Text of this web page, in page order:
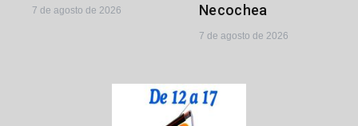
7 de agosto de 2026
Necochea
7 de agosto de 2026